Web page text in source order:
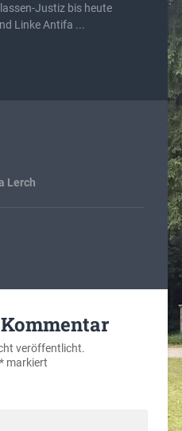
Justiz bis heute
Linke Antifa ...
Lerch
veröffentlicht.
*markiert